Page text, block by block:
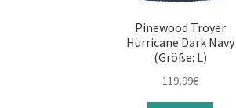
Pinewood Troyer
Hurricane Dark Navy
(Größe: L)
119,99€